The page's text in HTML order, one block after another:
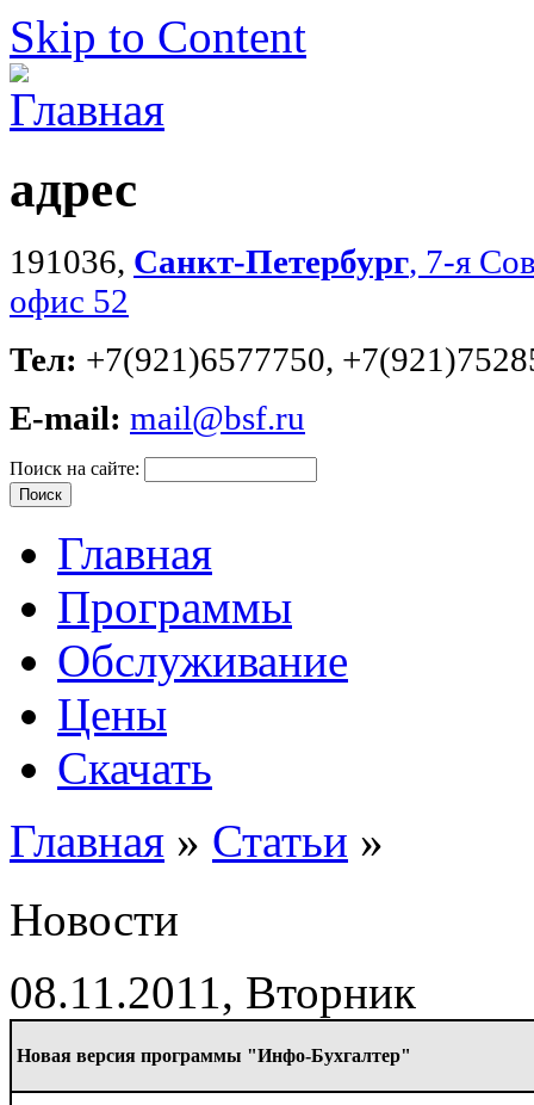
Skip to Content
адрес
191036, Санкт-Петербург, 7-я
офис 52
Тел: +7(921)6577750,
E-mail: mail@bsf.ru
Поиск на сайте:
Главная
Программы
Обслуживание
Цены
Скачать
Главная » Статьи »
Новости
08.11.2011, Вторник
Новая версия программы "Инфо-Бухгалтер"